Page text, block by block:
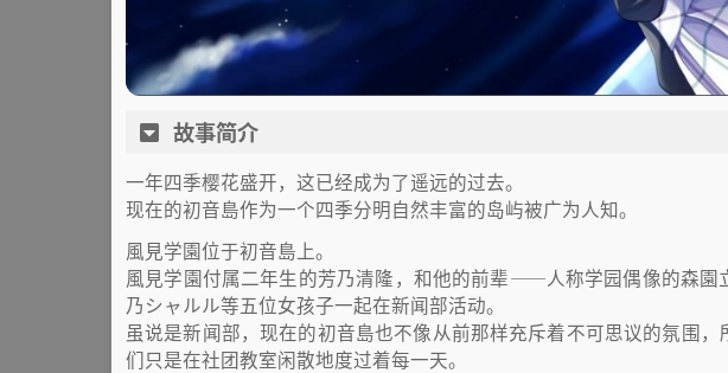
故事简介
一年四季樱花盛开，这已经成为了遥远的过去。
现在的初音島作为一个四季分明自然丰富的岛屿被广为人知。
風見学園位于初音島上。
風見学園付属二年生的芳乃清隆，和他的前辈——人称学园偶像的森園
乃シャルル等五位女孩子一起在新闻部活动。
虽说是新闻部，现在的初音島也不像从前那样充斥着不可思议的氛围
们只是在社团教室闲散地度过着每一天。